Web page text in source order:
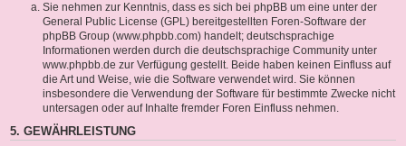
Sie nehmen zur Kenntnis, dass es sich bei phpBB um eine unter der
General Public License (GPL) bereitgestellten Foren-Software der
phpBB Group (www.phpbb.com) handelt; deutschsprachige
Informationen werden durch die deutschsprachige Community unter
www.phpbb.de zur Verfügung gestellt. Beide haben keinen Einfluss auf
die Art und Weise, wie die Software verwendet wird. Sie können
insbesondere die Verwendung der Software für bestimmte Zwecke nicht
untersagen oder auf Inhalte fremder Foren Einfluss nehmen.
5. GEWÄHRLEISTUNG